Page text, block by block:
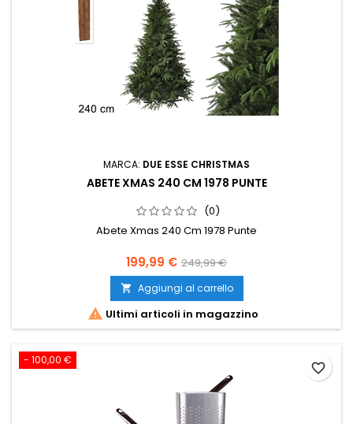
MARCA: DUE ESSE CHRISTMAS
ABETE XMAS 240 CM 1978 PUNTE
(0)
Abete Xmas 240 Cm 1978 Punte
Prezzo
199,99 € Prezzo
base
249,99 €
 Aggiungi al carrello
 Ultimi articoli in magazzino
- 100,00 €
favorite_border